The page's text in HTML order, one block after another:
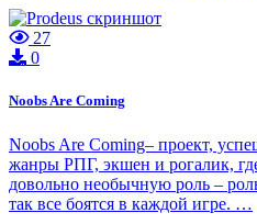
27
0
Noobs Are Coming
Noobs Are Coming– проект,
жанры РПГ, экшен и рогалик,
довольно необычную роль –
так все боятся в каждой игре. …